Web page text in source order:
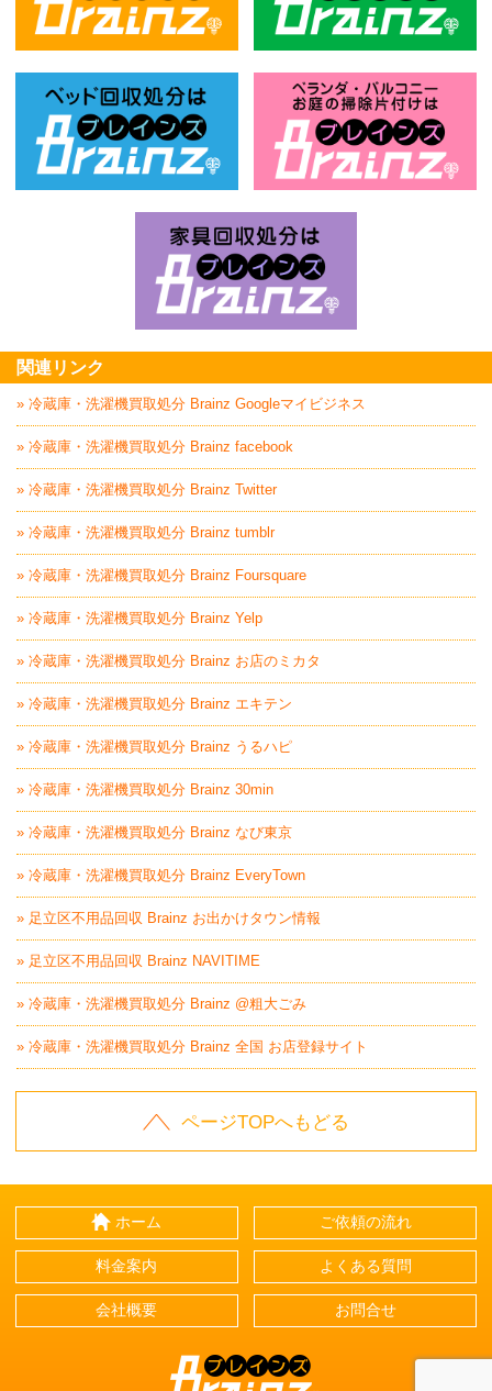
関連リンク
» 冷蔵庫・洗濯機買取処分 Brainz Googleマイビジネス
» 冷蔵庫・洗濯機買取処分 Brainz facebook
» 冷蔵庫・洗濯機買取処分 Brainz Twitter
» 冷蔵庫・洗濯機買取処分 Brainz tumblr
» 冷蔵庫・洗濯機買取処分 Brainz Foursquare
» 冷蔵庫・洗濯機買取処分 Brainz Yelp
» 冷蔵庫・洗濯機買取処分 Brainz お店のミカタ
» 冷蔵庫・洗濯機買取処分 Brainz エキテン
» 冷蔵庫・洗濯機買取処分 Brainz うるハピ
» 冷蔵庫・洗濯機買取処分 Brainz 30min
» 冷蔵庫・洗濯機買取処分 Brainz なび東京
» 冷蔵庫・洗濯機買取処分 Brainz EveryTown
» 足立区不用品回収 Brainz お出かけタウン情報
» 足立区不用品回収 Brainz NAVITIME
» 冷蔵庫・洗濯機買取処分 Brainz @粗大ごみ
» 冷蔵庫・洗濯機買取処分 Brainz 全国 お店登録サイト
ページTOPへもどる
ホーム ご依頼の流れ
料金案内 よくある質問
会社概要 お問合せ